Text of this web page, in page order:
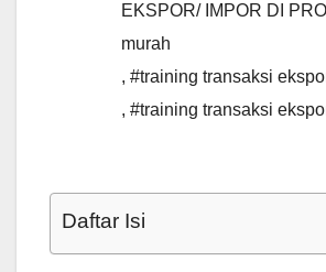
EKSPOR/ IMPOR DI
murah
, #training transaksi
, #training transaksi
Daftar Isi